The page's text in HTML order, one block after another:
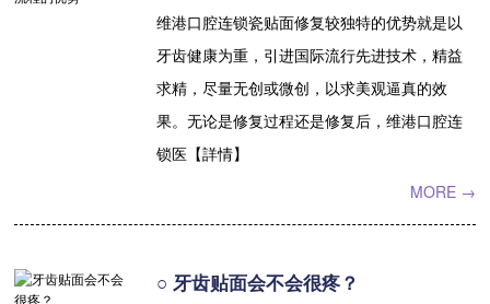
medical news
dental case
dental implant
就医指引 contact us
维港口腔连锁瓷贴面修复较独特的优势就是以
牙齿健康为重，引进国际流行先进技术，精益
求精，尽量无创或微创，以求美观逼真的效
果。无论是修复过程还是修复后，维港口腔连
锁医【詳情】
MORE →
○ 牙齿贴面会不会很疼？